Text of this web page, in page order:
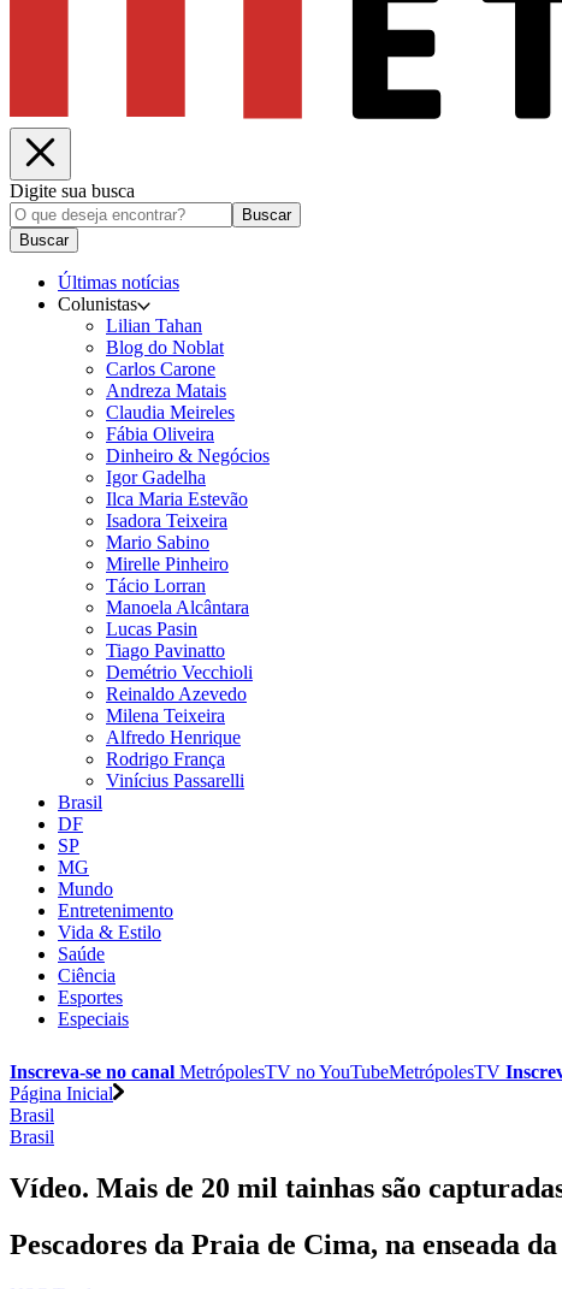
Digite sua busca
Buscar
Buscar
Últimas notícias
Colunistas
Lilian Tahan
Blog do Noblat
Carlos Carone
Andreza Matais
Claudia Meireles
Fábia Oliveira
Dinheiro & Negócios
Igor Gadelha
Ilca Maria Estevão
Isadora Teixeira
Mario Sabino
Mirelle Pinheiro
Tácio Lorran
Manoela Alcântara
Lucas Pasin
Tiago Pavinatto
Demétrio Vecchioli
Reinaldo Azevedo
Milena Teixeira
Alfredo Henrique
Rodrigo França
Vinícius Passarelli
Brasil
DF
SP
MG
Mundo
Entretenimento
Vida & Estilo
Saúde
Ciência
Esportes
Especiais
Inscreva-se no canal MetrópolesTV noYouTubeMetrópolesTV
Página Inicial
Brasil
Brasil
Vídeo. Mais de 20 mil tainhas são
Pescadores da Praia de Cima, na enseada